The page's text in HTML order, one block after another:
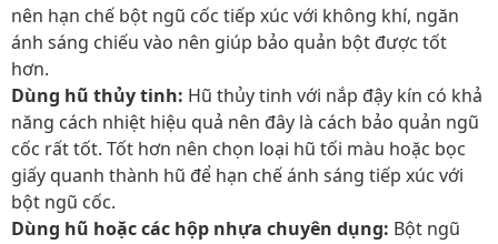
nên hạn chế bột ngũ cốc tiếp xúc với không khí, ngăn
ánh sáng chiếu vào nên giúp bảo quản bột được tốt
hơn.
Dùng hũ thủy tinh: Hũ thủy tinh với nắp đậy kín có khả
năng cách nhiệt hiệu quả nên đây là cách bảo quản ngũ
cốc rất tốt. Tốt hơn nên chọn loại hũ tối màu hoặc bọc
giấy quanh thành hũ để hạn chế ánh sáng tiếp xúc với
bột ngũ cốc.
Dùng hũ hoặc các hộp nhựa chuyên dụng: Bột ngũ